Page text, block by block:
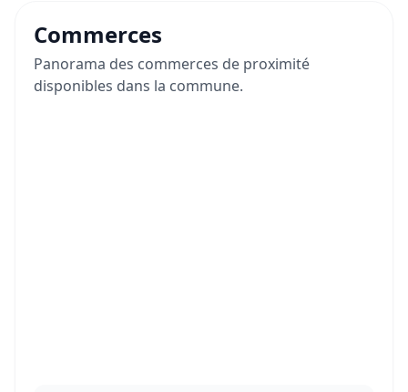
Commerces
Panorama des commerces de proximité
disponibles dans la commune.